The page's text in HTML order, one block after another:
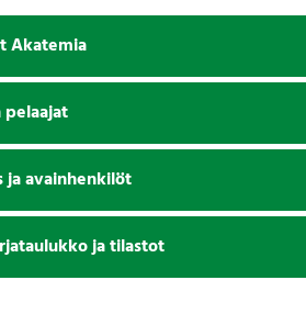
Akatemia
ja avainhenkilöt
ja tilastot